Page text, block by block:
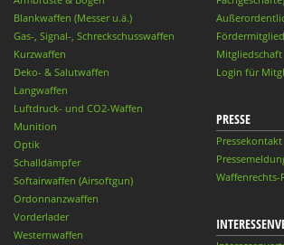
Blankwaffen (Messer u.ä.)
Gas-, Signal-, Schreckschusswaffen
Kurzwaffen
Deko- & Salutwaffen
Langwaffen
Luftdruck- und CO2-Waffen
Munition
Optik
Schalldämpfer
Softairwaffen (Airsoftgun)
Ordonnanzwaffen
Vorderlader
Westernwaffen
Mitgliedschaft
Login für
PRESSE
Pressekontakt
Waffenrechts-